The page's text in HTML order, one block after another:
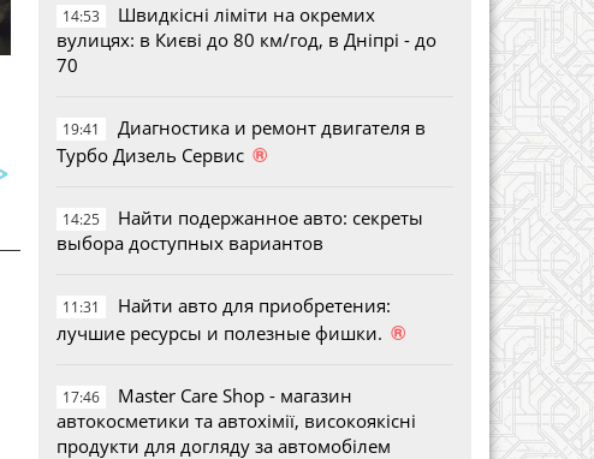
14:53
Швидкісні ліміти на окремих
вулицях: в Києві до 80 км/год, в Дніпрі - до
70
19:41
Диагностика и ремонт двигателя в
Турбо Дизель Сервис ®
14:25
Найти подержанное авто: секреты
выбора доступных вариантов
11:31
Найти авто для приобретения:
лучшие ресурсы и полезные фишки. ®
17:46
Master Care Shop - магазин
автокосметики та автохімії, високоякісні
продукти для догляду за автомобілем